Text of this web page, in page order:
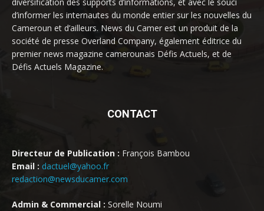
d’informer les internautes du monde entier sur les nouvelles du
Cameroun et d’ailleurs. News du Camer est un produit de la
société de presse Overland Company, également éditrice du
premier news magazine camerounais Défis Actuels, et de
Défis Actuels Magazine.
CONTACT
Directeur de Publication : François Bambou
Email : dactuel@yahoo.fr
redaction@newsducamer.com
Admin & Commercial : Sorelle Noumi